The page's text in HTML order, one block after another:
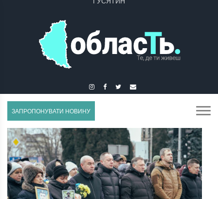
ЗАЛІЩИКИ
ЗАПРОПОНУВАТИ НОВИНУ